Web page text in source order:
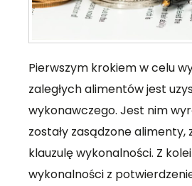
Pierwszym krokiem w celu
zaległych alimentów jest
wykonawczego. Jest nim
zostały zasądzone
klauzulę wykonalności. Z
wykonalności z